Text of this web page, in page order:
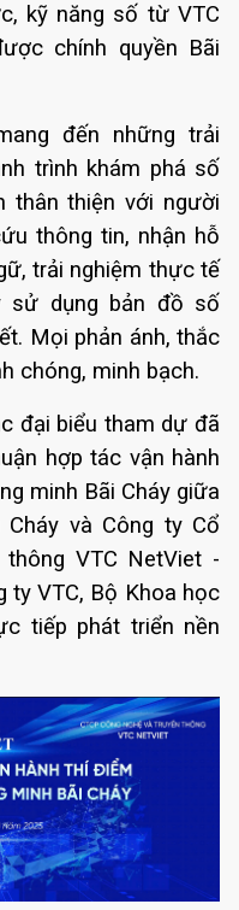
kỹ năng số từ VTC
chính quyền Bãi
đến những trải
trình khám phá số
thân thiện với người
thông tin, nhận hỗ
trải nghiệm thực tế
sử dụng bản đồ số
Mọi phản ánh, thắc
chóng, minh bạch.
đại biểu tham dự đã
hợp tác vận hành
minh Bãi Cháy giữa
và Công ty Cổ
thông VTC NetViet -
ty VTC, Bộ Khoa học
tiếp phát triển nền